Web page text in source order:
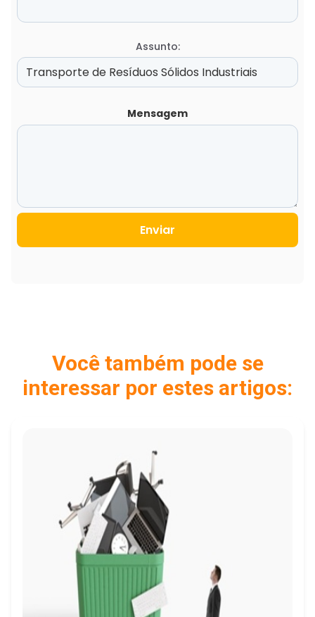
Assunto:
Mensagem
Enviar
Você também pode se
interessar por estes artigos: